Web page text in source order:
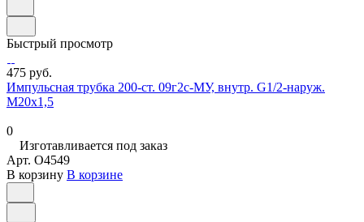
Быстрый просмотр
475 руб.
Импульсная трубка 200-ст. 09г2с-МУ, внутр. G1/2-наруж.
М20х1,5
0
Изготавливается под заказ
Арт. O4549
В корзину В корзине